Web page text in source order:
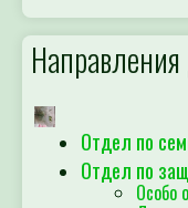
Отдел по
Отдел по
Особо